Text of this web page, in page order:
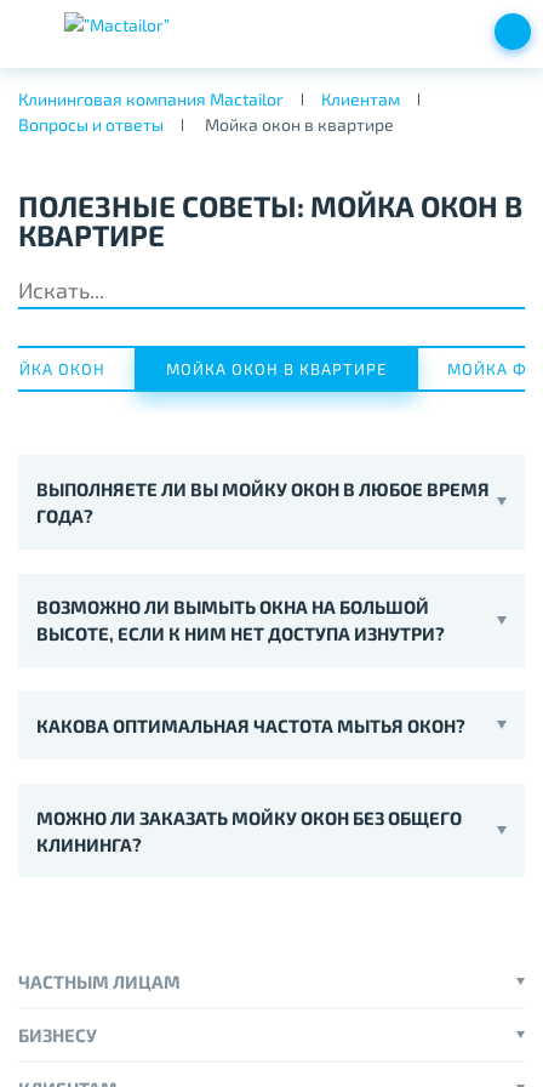
Клининговая компания Mactailor
Клиентам
Вопросы и ответы
Мойка окон в квартире
ПОЛЕЗНЫЕ СОВЕТЫ: МОЙКА ОКОН В
КВАРТИРЕ
ОКОН МОЙКА ОКОН В КВАРТИРЕ МОЙКА
ВЫПОЛНЯЕТЕ ЛИ ВЫ МОЙКУ ОКОН В ЛЮБОЕ ВРЕМЯ
ГОДА?
ВОЗМОЖНО ЛИ ВЫМЫТЬ ОКНА НА БОЛЬШОЙ
ВЫСОТЕ, ЕСЛИ К НИМ НЕТ ДОСТУПА ИЗНУТРИ?
КАКОВА ОПТИМАЛЬНАЯ ЧАСТОТА МЫТЬЯ ОКОН?
МОЖНО ЛИ ЗАКАЗАТЬ МОЙКУ ОКОН БЕЗ ОБЩЕГО
КЛИНИНГА?
ЧАСТНЫМ ЛИЦАМ
БИЗНЕСУ